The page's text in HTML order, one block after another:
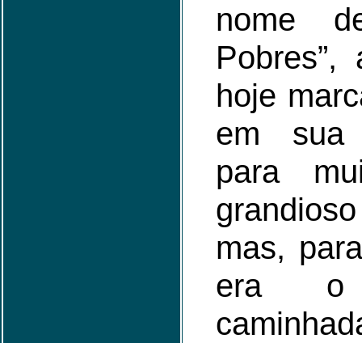
nome
hoje
em sua
para
mas,
era o